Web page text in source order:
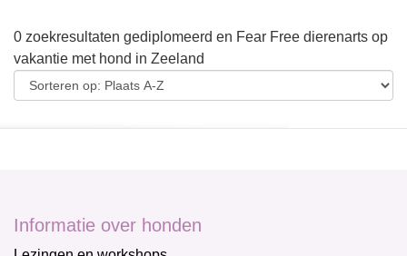
0 zoekresultaten gediplomeerd en Fear Free dierenarts op
vakantie met hond in Zeeland
Informatie over honden